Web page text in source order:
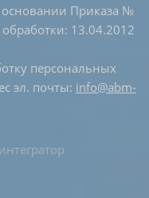
основании Приказа №
13.04.2012
персональных
эл. почты: info@abm-